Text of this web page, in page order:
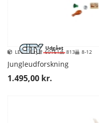
Udgået
LEGO City 60161 813 8-12
Jungleudforskning
1.495,00 kr.